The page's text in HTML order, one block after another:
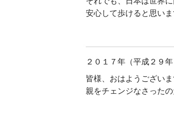
安心して歩けると思い
２０１７年（平成２９
皆様、おはようござい
親をチェンジなさった